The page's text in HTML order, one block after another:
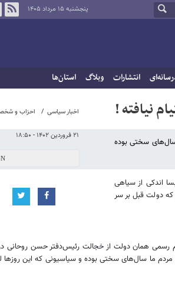
پنجشنبه ۱۵ مرداد ۱۴۰۵
انتشارات وبلاگ استان‌ها
اخبار سیاسی احزاب و
۲۱ فروردین ۱۴۰۲ - ۱۸:۵۰
نیافته !
این دهه برای مردم ما سال‌های سختی بوده
اندکی از سیاهی
که دولت قبل بر سر
رسمی همان دولت از خجالت رئیس‌دفتر حسن
است که این دهه برای مردم ما سال‌های سختی بوده و سیاسیونی که